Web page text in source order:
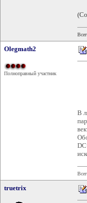
Olegmath2
Полноправный участник
В
truetrix